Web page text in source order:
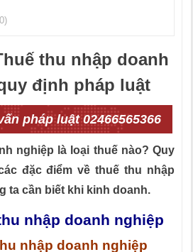
thu nhập doanh
định pháp luật
pháp luật 02466565366
nghiệp là loại thuế nào? Quy
đặc điểm về thuế thu nhập
ta cần biết khi kinh doanh.
nhập doanh nghiệp
nhập doanh nghiệp